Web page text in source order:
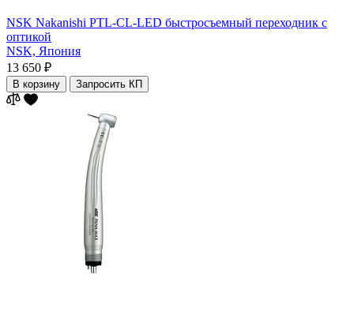
NSK Nakanishi PTL-CL-LED быстросъемный переходник с
оптикой
NSK, Япония
13 650 ₽
В корзину Запросить КП